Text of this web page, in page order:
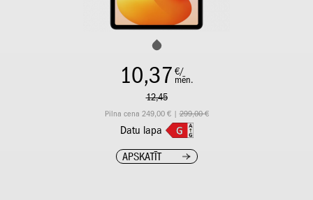
10,37 €/
mēn.
12,45
Pilna cena 249,00 € |299,00 €
Datu lapa
APSKATĪT